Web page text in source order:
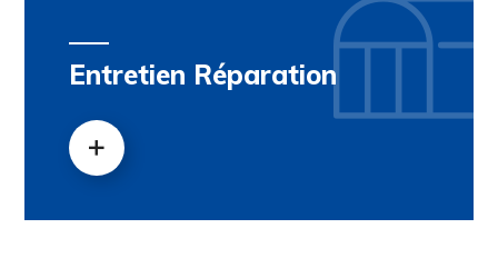
Entretien Réparation